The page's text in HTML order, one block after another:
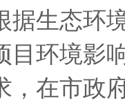
据生态环
目环境影
，在市政